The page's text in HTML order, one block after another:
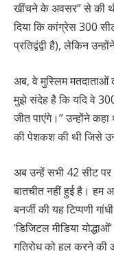
खींचने के अवसर” से की
दिया कि कांग्रेस 300
प्रतिद्वंद्वी है), लेकिन
अब, वे मुस्लिम
मुझे संदेह है कि यदि वे
जीत पाएंगे।” उन्होंने
की पेशकश की थी जिसे
अब उन्हें सभी 42 सीट
बातचीत नहीं हुई है। हम
बनर्जी की यह टिप्पणी
‘डिजिटल मीडिया
गतिरोध को हल करने की